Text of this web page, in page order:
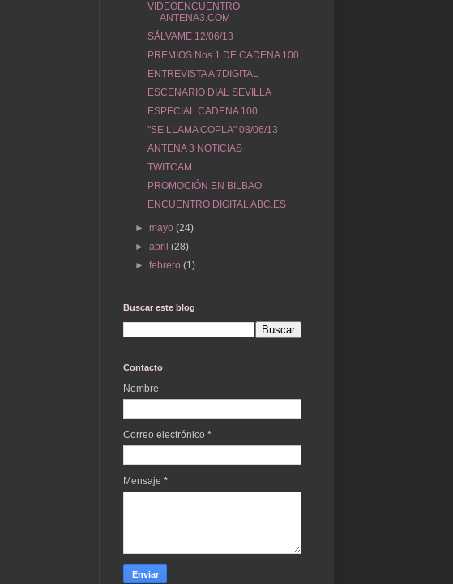
VIDEOENCUENTRO
ANTENA3.COM
SÁLVAME 12/06/13
PREMIOS Nos 1 DE CADENA 100
ENTREVISTA A 7DIGITAL
ESCENARIO DIAL SEVILLA
ESPECIAL CADENA 100
"SE LLAMA COPLA" 08/06/13
ANTENA 3 NOTICIAS
TWITCAM
PROMOCIÓN EN BILBAO
ENCUENTRO DIGITAL ABC.ES
►mayo(24)
►abril(28)
►febrero(1)
Buscar este blog
Contacto
Nombre
Correo electrónico *
Mensaje *